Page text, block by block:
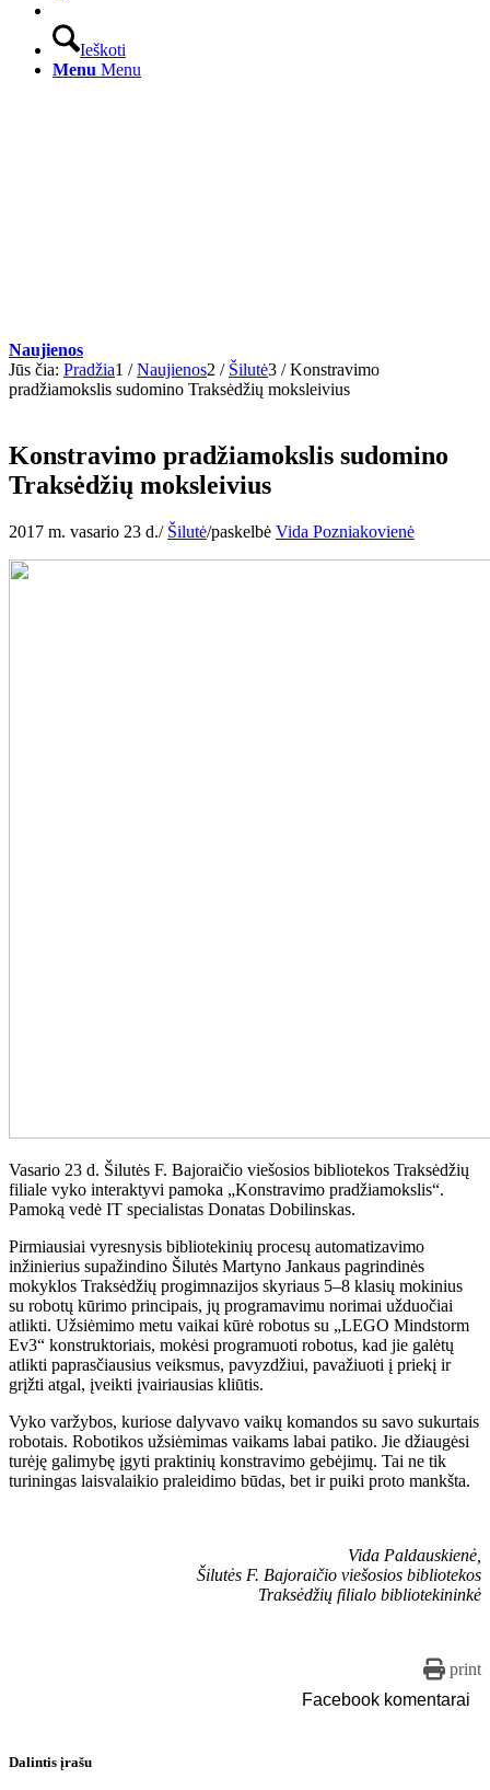
Ieškoti
Menu Menu
Naujienos
Jūs čia: Pradžia1 / Naujienos2 / Šilutė3 / Konstravimo
pradžiamokslis sudomino Traksėdžių moksleivius
Konstravimo pradžiamokslis sudomino
Traksėdžių moksleivius
2017 m. vasario 23 d./ Šilutė/paskelbė Vida Pozniakovienė
Vasario 23 d. Šilutės F. Bajoraičio viešosios bibliotekos Traksėdžių
filiale vyko interaktyvi pamoka „Konstravimo pradžiamokslis“.
Pamoką vedė IT specialistas Donatas Dobilinskas.
Pirmiausiai vyresnysis bibliotekinių procesų automatizavimo
inžinierius supažindino Šilutės Martyno Jankaus pagrindinės
mokyklos Traksėdžių progimnazijos skyriaus 5–8 klasių mokinius
su robotų kūrimo principais, jų programavimu norimai užduočiai
atlikti. Užsiėmimo metu vaikai kūrė robotus su „LEGO Mindstorm
Ev3“ konstruktoriais, mokėsi programuoti robotus, kad jie galėtų
atlikti paprasčiausius veiksmus, pavyzdžiui, pavažiuoti į priekį ir
grįžti atgal, įveikti įvairiausias kliūtis.
Vyko varžybos, kuriose dalyvavo vaikų komandos su savo sukurtais
robotais. Robotikos užsiėmimas vaikams labai patiko. Jie džiaugėsi
turėję galimybę įgyti praktinių konstravimo gebėjimų. Tai ne tik
turiningas laisvalaikio praleidimo būdas, bet ir puiki proto mankšta.
Vida Paldauskienė,
Šilutės F. Bajoraičio viešosios bibliotekos
Traksėdžių filialo bibliotekininkė
print
Facebook komentarai
Dalintis įrašu